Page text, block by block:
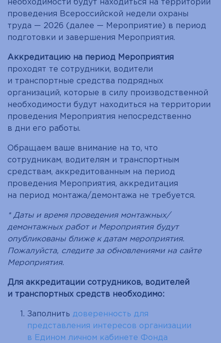
необходимости будут находиться на территории
проведения Всероссийской недели охраны
труда — 2026 (далее — Мероприятие) в период
подготовки и завершения Мероприятия.
Аккредитацию на период Мероприятия
проходят те сотрудники, водители
и транспортные средства подрядных
организаций, которые в силу производственной
необходимости будут находиться на территории
проведения Мероприятия непосредственно
в дни его работы.
Обращаем ваше внимание на то, что
сотрудникам, водителям и транспортным
средствам, аккредитованным на период
проведения Мероприятия, аккредитация
на период монтажа/демонтажа не требуется.
* Даты и время проведения монтажных/
демонтажных работ и Мероприятия будут
опубликованы ближе к датам мероприятия.
Пожалуйста, следите за обновлениями на сайте
Мероприятия.
Для аккредитации сотрудников, водителей
и транспортных средств необходимо:
Заполнить доверенность для
представления интересов организации
в Едином личном кабинете Фонда